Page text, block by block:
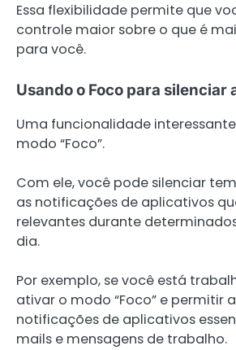
Essa flexibilidade permite que
controle maior sobre o que é
para você.
Usando o Foco para silenciar
Uma funcionalidade interessante
modo “Foco”.
Com ele, você pode silenciar
as notificações de aplicativos
relevantes durante
dia.
Por exemplo, se você está
ativar o modo “Foco” e permitir
notificações de aplicativos
mails e mensagens de trabalho.